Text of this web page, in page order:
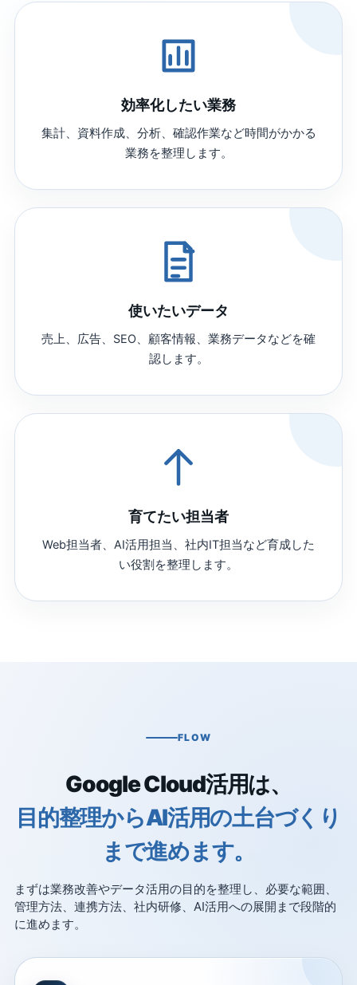
効率化したい業務
集計、資料作成、分析、確認作業など時間がかかる
業務を整理します。
使いたいデータ
売上、広告、SEO、顧客情報、業務データなどを確
認します。
育てたい担当者
Web担当者、AI活用担当、社内IT担当など育成した
い役割を整理します。
FLOW
Google Cloud活用は、
目的整理からAI活用の土台づくり
まで進めます。
まずは業務改善やデータ活用の目的を整理し、必要な範囲、
管理方法、連携方法、社内研修、AI活用への展開まで段階的
に進めます。